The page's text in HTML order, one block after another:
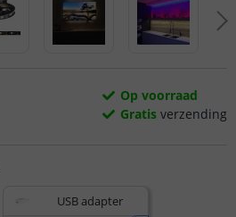
USB adapter
Op voorraad
Gratis verzending